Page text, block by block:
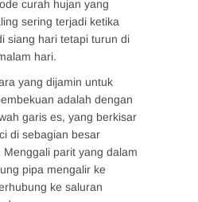
curah hujan yang
sering terjadi ketika
siang hari tetapi turun di
hari.
yang dijamin untuk
adalah dengan
garis es, yang berkisar
di sebagian besar
parit yang dalam
pipa mengalir ke
ke saluran